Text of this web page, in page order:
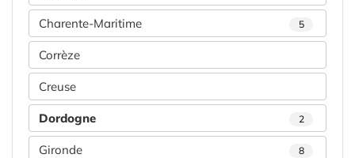
Charente-Maritime 5
Corrèze
Creuse
Dordogne 2
Gironde 8